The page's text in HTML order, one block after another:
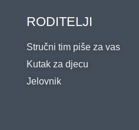
RODITELJI
Stručni tim piše za vas
Kutak za djecu
Jelovnik